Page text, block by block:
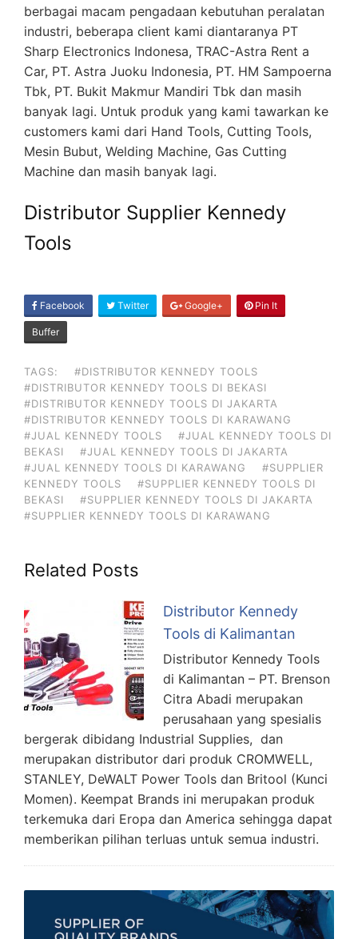
berbagai macam pengadaan kebutuhan peralatan
industri, beberapa client kami diantaranya PT
Sharp Electronics Indonesa, TRAC-Astra Rent a
Car, PT. Astra Juoku Indonesia, PT. HM Sampoerna
Tbk, PT. Bukit Makmur Mandiri Tbk dan masih
banyak lagi. Untuk produk yang kami tawarkan ke
customers kami dari Hand Tools, Cutting Tools,
Mesin Bubut, Welding Machine, Gas Cutting
Machine dan masih banyak lagi.
Distributor Supplier Kennedy
Tools
SHARE
ON
Facebook Twitter Google+ Pin It
Buffer
TAGS:
#DISTRIBUTOR KENNEDY TOOLS
#DISTRIBUTOR KENNEDY TOOLS DI BEKASI
#DISTRIBUTOR KENNEDY TOOLS DI JAKARTA
#DISTRIBUTOR KENNEDY TOOLS DI KARAWANG
#JUAL KENNEDY TOOLS
#JUAL KENNEDY TOOLS DI
BEKASI
#JUAL KENNEDY TOOLS DI JAKARTA
#JUAL KENNEDY TOOLS DI KARAWANG
#SUPPLIER
KENNEDY TOOLS
#SUPPLIER KENNEDY TOOLS DI
BEKASI
#SUPPLIER KENNEDY TOOLS DI JAKARTA
#SUPPLIER KENNEDY TOOLS DI KARAWANG
Related Posts
Distributor Kennedy
Tools di Kalimantan
Distributor Kennedy Tools
di Kalimantan – PT. Brenson
Citra Abadi merupakan
perusahaan yang spesialis
bergerak dibidang Industrial Supplies, dan
merupakan distributor dari produk CROMWELL,
STANLEY, DeWALT Power Tools dan Britool (Kunci
Momen). Keempat Brands ini merupakan produk
terkemuka dari Eropa dan America sehingga dapat
memberikan pilihan terluas untuk semua industri.